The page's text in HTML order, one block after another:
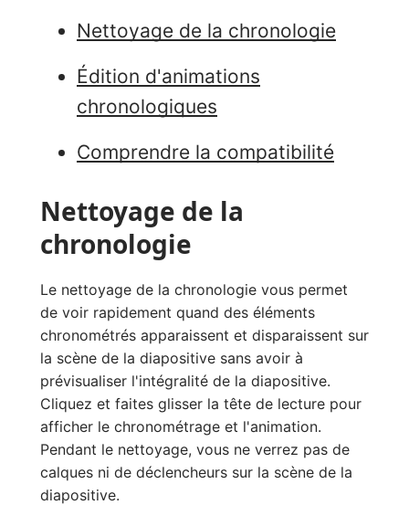
Nettoyage de la chronologie
Édition d'animations
chronologiques
Comprendre la compatibilité
Nettoyage de la
chronologie
Le nettoyage de la chronologie vous permet
de voir rapidement quand des éléments
chronométrés apparaissent et disparaissent sur
la scène de la diapositive sans avoir à
prévisualiser l'intégralité de la diapositive.
Cliquez et faites glisser la tête de lecture pour
afficher le chronométrage et l'animation.
Pendant le nettoyage, vous ne verrez pas de
calques ni de déclencheurs sur la scène de la
diapositive.